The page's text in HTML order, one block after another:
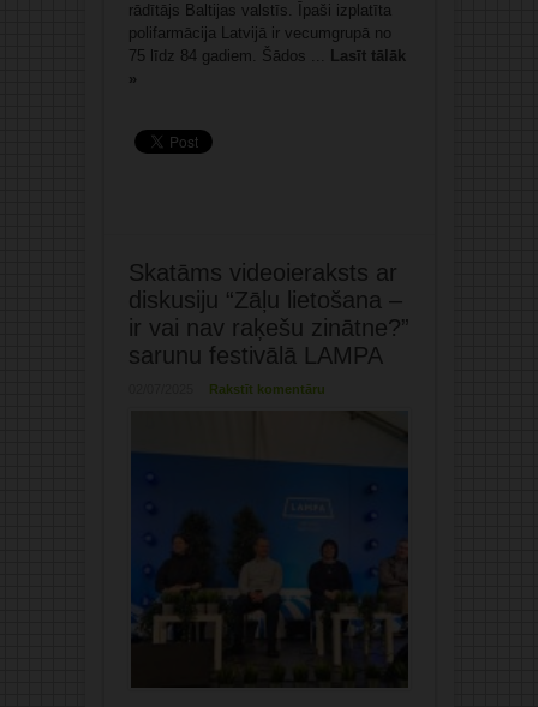
rādītājs Baltijas valstīs. Īpaši izplatīta
polifarmācija Latvijā ir vecumgrupā no
75 līdz 84 gadiem. Šādos ... Lasīt tālāk
»
Skatāms videoieraksts ar
diskusiju “Zāļu lietošana –
ir vai nav raķešu zinātne?”
sarunu festivālā LAMPA
Rakstīt komentāru